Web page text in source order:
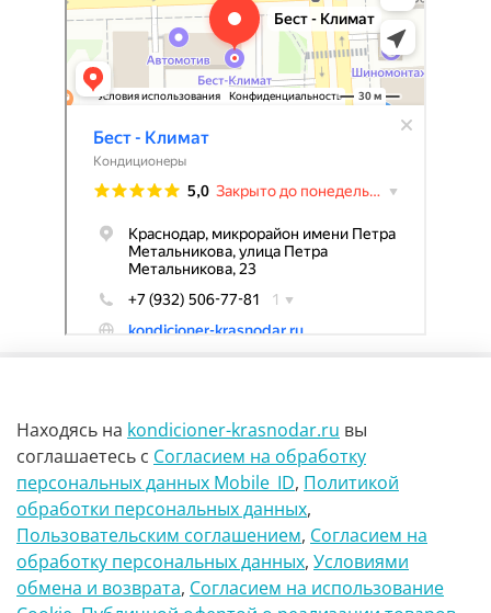
г Краснодар Ул Петра метальникова 23
8(900)29-888-66
Находясь на kondicioner-krasnodar.ru вы
соглашаетесь с Согласием на обработку
персональных данных Mobile_ID, Политикой
обработки персональных данных,
Пользовательским соглашением, Согласием на
обработку персональных данных, Условиями
обмена и возврата, Согласием на использование